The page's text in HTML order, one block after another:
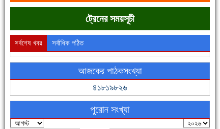
ফরিদগঞ্জের ভূমিহীন ২০ পরিবার আজ নিজের পাকা ঘরে উঠছে
ট্রেনের সময়সূচী
সর্বশেষ খবর সর্বাধিক পঠিত
আজকের পাঠকসংখ্যা
৪১৮১৯৮২৬
পুরোন সংখ্যা